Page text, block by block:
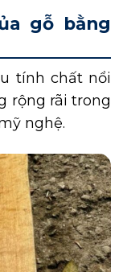
gỗ bằng
tính chất nổi
rộng rãi trong
nghệ.